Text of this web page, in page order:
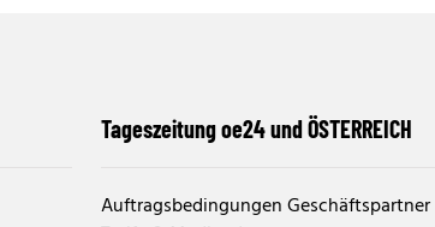
Tageszeitung oe24 und ÖSTERREICH
Auftragsbedingungen Geschäftspartner